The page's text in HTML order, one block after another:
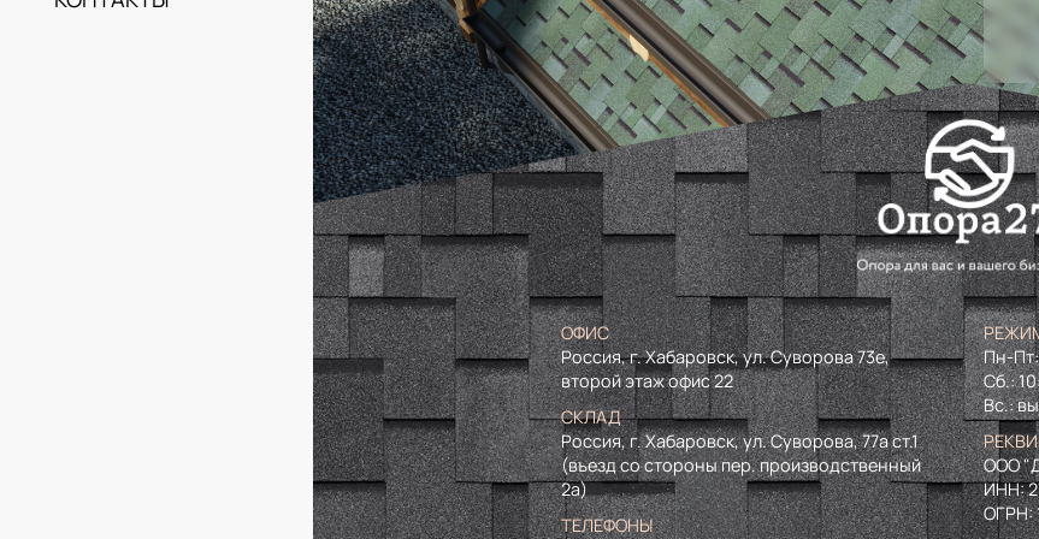
ОФИС
Россия, г. Хабаровск, ул. Суворова 73е,
второй этаж офис 22
СКЛАД
Россия, г. Хабаровск, ул. Суворова, 77а ст.1
(въезд со стороны пер. производственный
2а)
ТЕЛЕФОНЫ
Пн-
Сб.:
Вс.:
ООО
ИНН:
ОГРН: